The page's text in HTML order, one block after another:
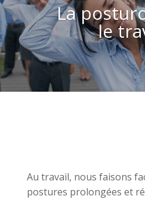
La
le
Au travail, nous faisons
postures prolongées et